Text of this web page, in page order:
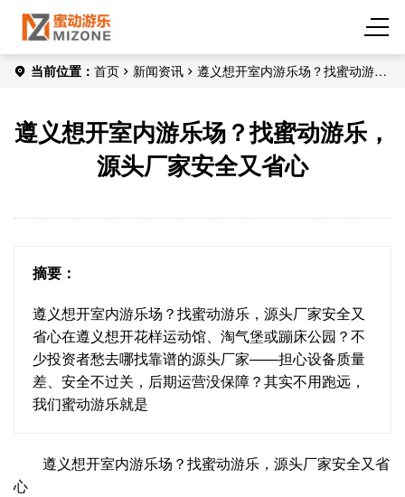
当前位置： 首页 新闻资讯
遵义想开室内游乐场？找蜜动游
遵义想开室内游乐场？找蜜动游乐，
源头厂家安全又省心
摘要：
遵义想开室内游乐场？找蜜动游乐，源头厂家安全又
省心在遵义想开花样运动馆、淘气堡或蹦床公园？不
少投资者愁去哪找靠谱的源头厂家——担心设备质量
差、安全不过关，后期运营没保障？其实不用跑远，
我们蜜动游乐就是
遵义想开室内游乐场？找蜜动游乐，源头厂家安全又省
心